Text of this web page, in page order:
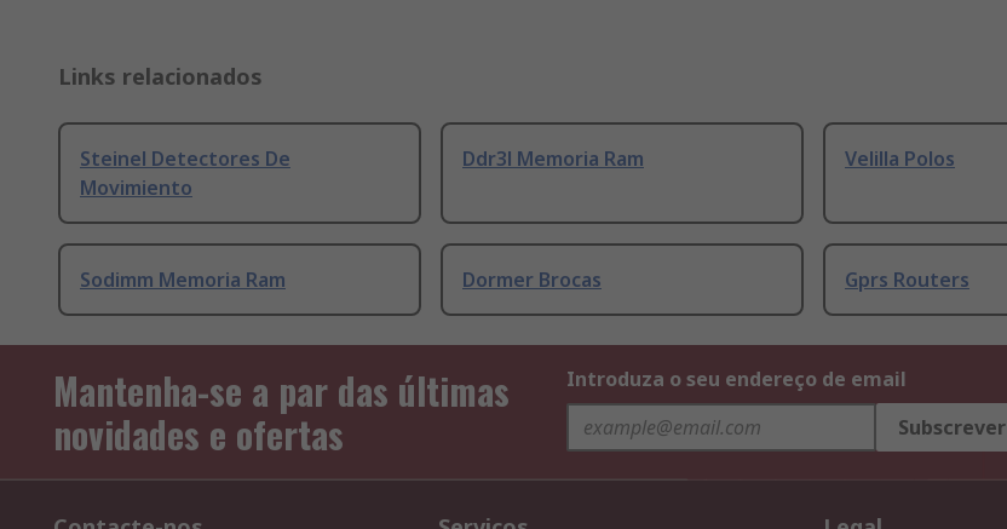
Links relacionados
Steinel Detectores De
Movimiento
Ddr3l Memoria Ram Velilla Polos
Sodimm Memoria Ram Dormer Brocas Gprs Routers
Mantenha-se a par das últimas
novidades e ofertas
Introduza o seu endereço de email
Subscrever